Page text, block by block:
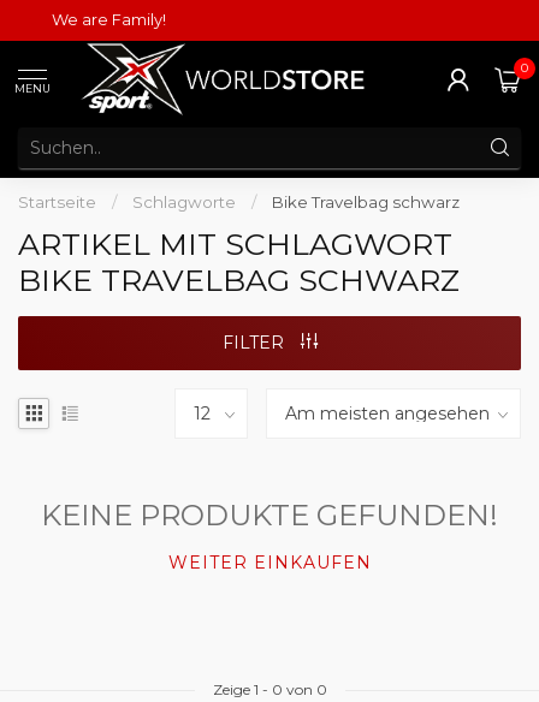
We are Family!
MENU
0
Startseite / Schlagworte / Bike Travelbag schwarz
ARTIKEL MIT SCHLAGWORT
BIKE TRAVELBAG SCHWARZ
FILTER
KEINE PRODUKTE GEFUNDEN!
WEITER EINKAUFEN
Zeige 1 - 0 von 0